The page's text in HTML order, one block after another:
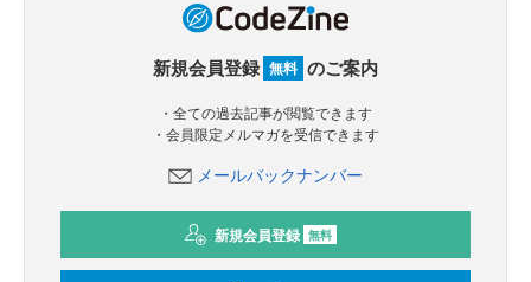
新規会員登録 無料 のご案内
・全ての過去記事が閲覧できます
・会員限定メルマガを受信できます
メールバックナンバー
新規会員登録 無料